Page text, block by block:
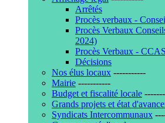
Arrêtés
Procès verbaux -
Procès Verbaux
2024)
Procès Verbaux - CCAS
Décisions
Nos élus locaux -----------
Mairie -----------
Budget et fiscalité locale
Grands projets et état
Syndicats Intercommunaux